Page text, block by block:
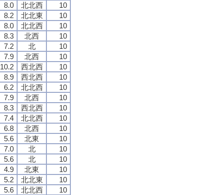
8.0 北北西
10
8.2 北北東
10
8.0 北北西
10
8.3 北西
10
7.2 北
10
7.9 北西
10
10.2 西北西
10
8.9 西北西
10
6.2 北北西
10
7.9 北西
10
8.3 西北西
10
7.4 北北西
10
6.8 北西
10
5.6 北東
10
7.0 北
10
5.6 北
10
4.9 北東
10
5.2 北北東
10
5.6 北北西
10